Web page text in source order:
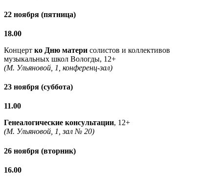
22 ноября (пятница)
18.00
Концерт ко Дню матери солистов и коллективов
музыкальных школ Вологды, 12+
(М. Ульяновой, 1, конференц-зал)
23 ноября (суббота)
11.00
Генеалогические консультации, 12+
(М. Ульяновой, 1, зал № 20)
26 ноября (вторник)
16.00